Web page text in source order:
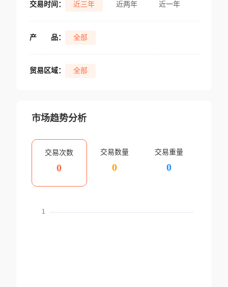
交易时间： 近三年 近两年 近一年
产 品： 全部
贸易区域： 全部
市场趋势分析
交易次数
0
交易数量
0
交易重量
0